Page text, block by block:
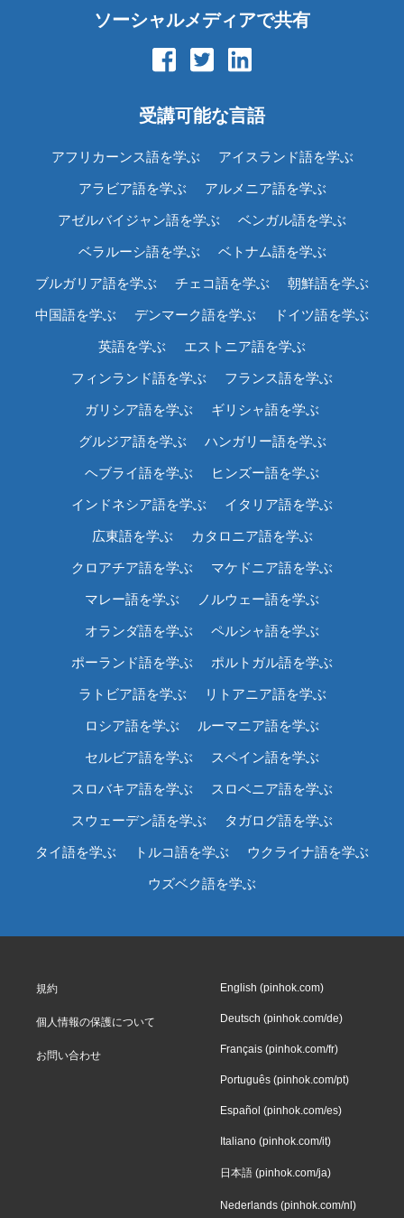
ソーシャルメディアで共有
受講可能な言語
アフリカーンス語を学ぶ アイスランド語を学ぶ
アラビア語を学ぶ アルメニア語を学ぶ
アゼルバイジャン語を学ぶ ベンガル語を学ぶ
ベラルーシ語を学ぶ ベトナム語を学ぶ
ブルガリア語を学ぶ チェコ語を学ぶ 朝鮮語を学ぶ
中国語を学ぶ デンマーク語を学ぶ ドイツ語を学ぶ
英語を学ぶ エストニア語を学ぶ
フィンランド語を学ぶ フランス語を学ぶ
ガリシア語を学ぶ ギリシャ語を学ぶ
グルジア語を学ぶ ハンガリー語を学ぶ
ヘブライ語を学ぶ ヒンズー語を学ぶ
インドネシア語を学ぶ イタリア語を学ぶ
広東語を学ぶ カタロニア語を学ぶ
クロアチア語を学ぶ マケドニア語を学ぶ
マレー語を学ぶ ノルウェー語を学ぶ
オランダ語を学ぶ ペルシャ語を学ぶ
ポーランド語を学ぶ ポルトガル語を学ぶ
ラトビア語を学ぶ リトアニア語を学ぶ
ロシア語を学ぶ ルーマニア語を学ぶ
セルビア語を学ぶ スペイン語を学ぶ
スロバキア語を学ぶ スロベニア語を学ぶ
スウェーデン語を学ぶ タガログ語を学ぶ
タイ語を学ぶ トルコ語を学ぶ ウクライナ語を学ぶ
ウズベク語を学ぶ
規約
個人情報の保護について
お問い合わせ
English (pinhok.com)
Deutsch (pinhok.com/de)
Français (pinhok.com/fr)
Português (pinhok.com/pt)
Español (pinhok.com/es)
Italiano (pinhok.com/it)
日本語 (pinhok.com/ja)
Nederlands (pinhok.com/nl)